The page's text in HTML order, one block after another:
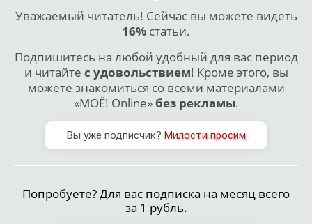
Уважаемый читатель! Сейчас вы можете видеть
16% статьи.
Подпишитесь на любой удобный для вас период
и читайте с удовольствием! Кроме этого, вы
можете знакомиться со всеми материалами
«МОЁ! Online»без рекламы.
Вы уже подписчик? Милости просим
Попробуете? Для вас подписка на месяц всего
за 1 рубль.